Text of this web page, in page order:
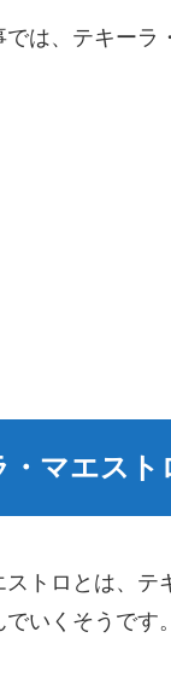
では、テキーラ
・マエスト
ストロとは、テ
いくそうです。